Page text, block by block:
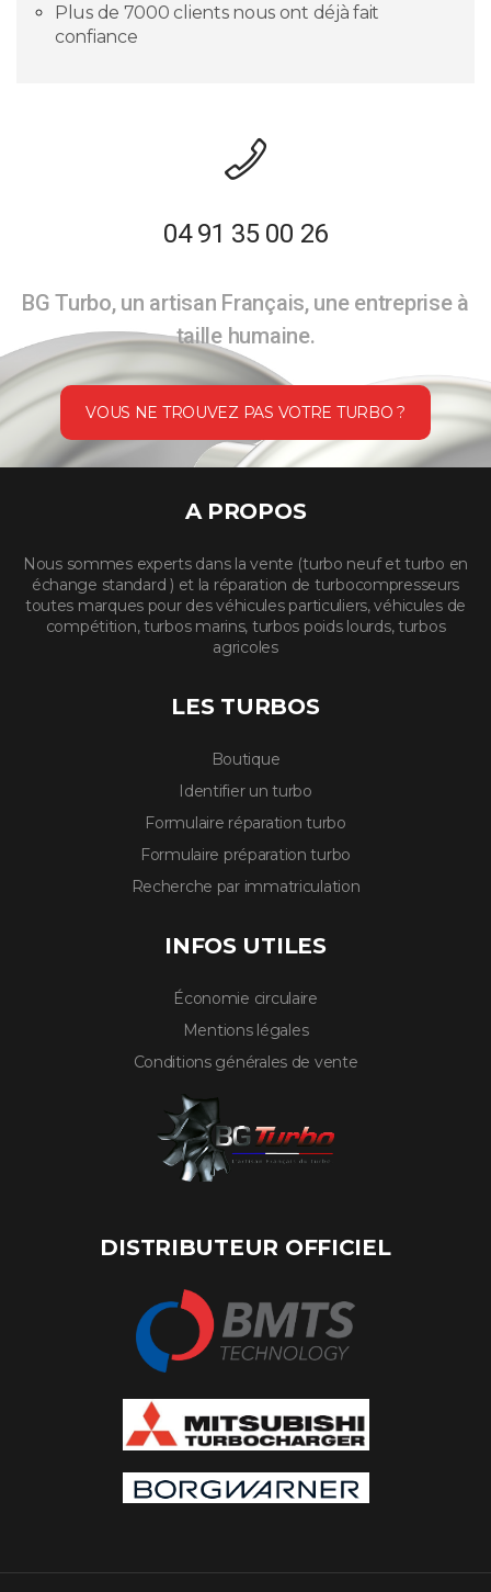
Plus de 7000 clients nous ont déjà fait
confiance
04 91 35 00 26
BG Turbo, un artisan Français, une entreprise à
taille humaine.
VOUS NE TROUVEZ PAS VOTRE TURBO ?
A PROPOS
Nous sommes experts dans la vente (turbo neuf et turbo en
échange standard ) et la réparation de turbocompresseurs
toutes marques pour des véhicules particuliers, véhicules de
compétition, turbos marins, turbos poids lourds, turbos
agricoles
LES TURBOS
Boutique
Identifier un turbo
Formulaire réparation turbo
Formulaire préparation turbo
Recherche par immatriculation
INFOS UTILES
Économie circulaire
Mentions légales
Conditions générales de vente
DISTRIBUTEUR OFFICIEL